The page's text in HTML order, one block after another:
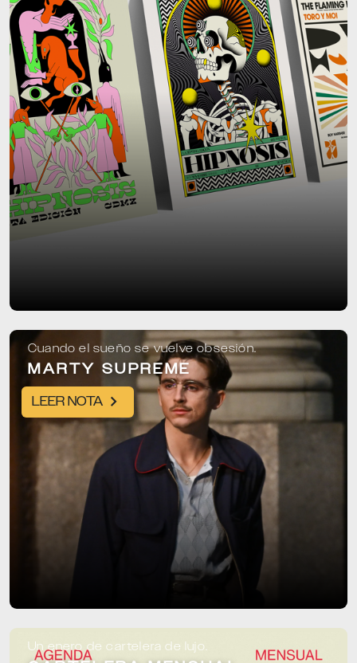
Cuando el sueño se vuelve obsesión.
MARTY SUPREME
LEER NOTA
Un enero de cartelera de lujo.